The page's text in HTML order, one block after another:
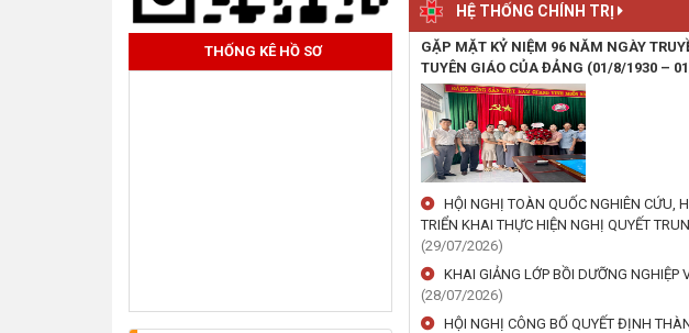
THỐNG KÊ HỒ SƠ
HỆ THỐNG CHÍNH TRỊ
GẶP MẶT KỶ NIỆM 96 NĂM NGÀY
TUYÊN GIÁO CỦA ĐẢNG (01/8/1930 –
HỘI NGHỊ TOÀN QUỐC NGHIÊN CỨU,
TRIỂN KHAI THỰC HIỆN NGHỊ QUYẾT
(29/07/2026)
KHAI GIẢNG LỚP BỒI DƯỠNG NGHIỆP
(28/07/2026)
HỘI NGHỊ CÔNG BỐ QUYẾT ĐỊNH